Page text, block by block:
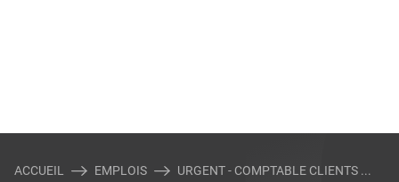
ACCUEIL EMPLOIS URGENT - COMPTABLE CLIENTS ...